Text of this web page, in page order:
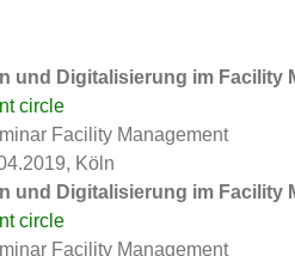
und Digitalisierung im Facility
circle
Facility Management
Köln
und Digitalisierung im Facility
circle
Facility Management